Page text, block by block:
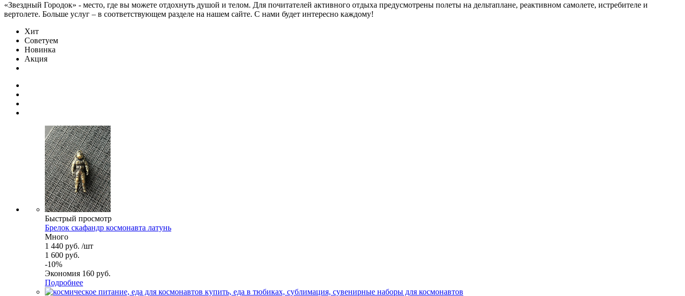
«Звездный Городок» - место, где вы можете отдохнуть душой и телом. Для почитателей активного отдыха предусмотрены полеты на дельтаплане, реактивном самолете, истребителе и
вертолете. Больше услуг – в соответствующем разделе на нашем сайте. С нами будет интересно каждому!
Хит
Советуем
Новинка
Акция
Быстрый просмотр
Брелок скафандр космонавта латунь
Много
1 440 руб. /шт
1 600 руб.
-10%
Экономия 160 руб.
Подробнее